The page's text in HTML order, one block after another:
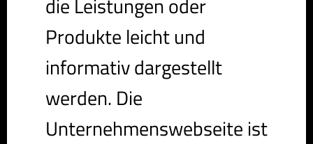
die Leistungen oder
Produkte leicht und
informativ dargestellt
werden. Die
Unternehmenswebseite ist